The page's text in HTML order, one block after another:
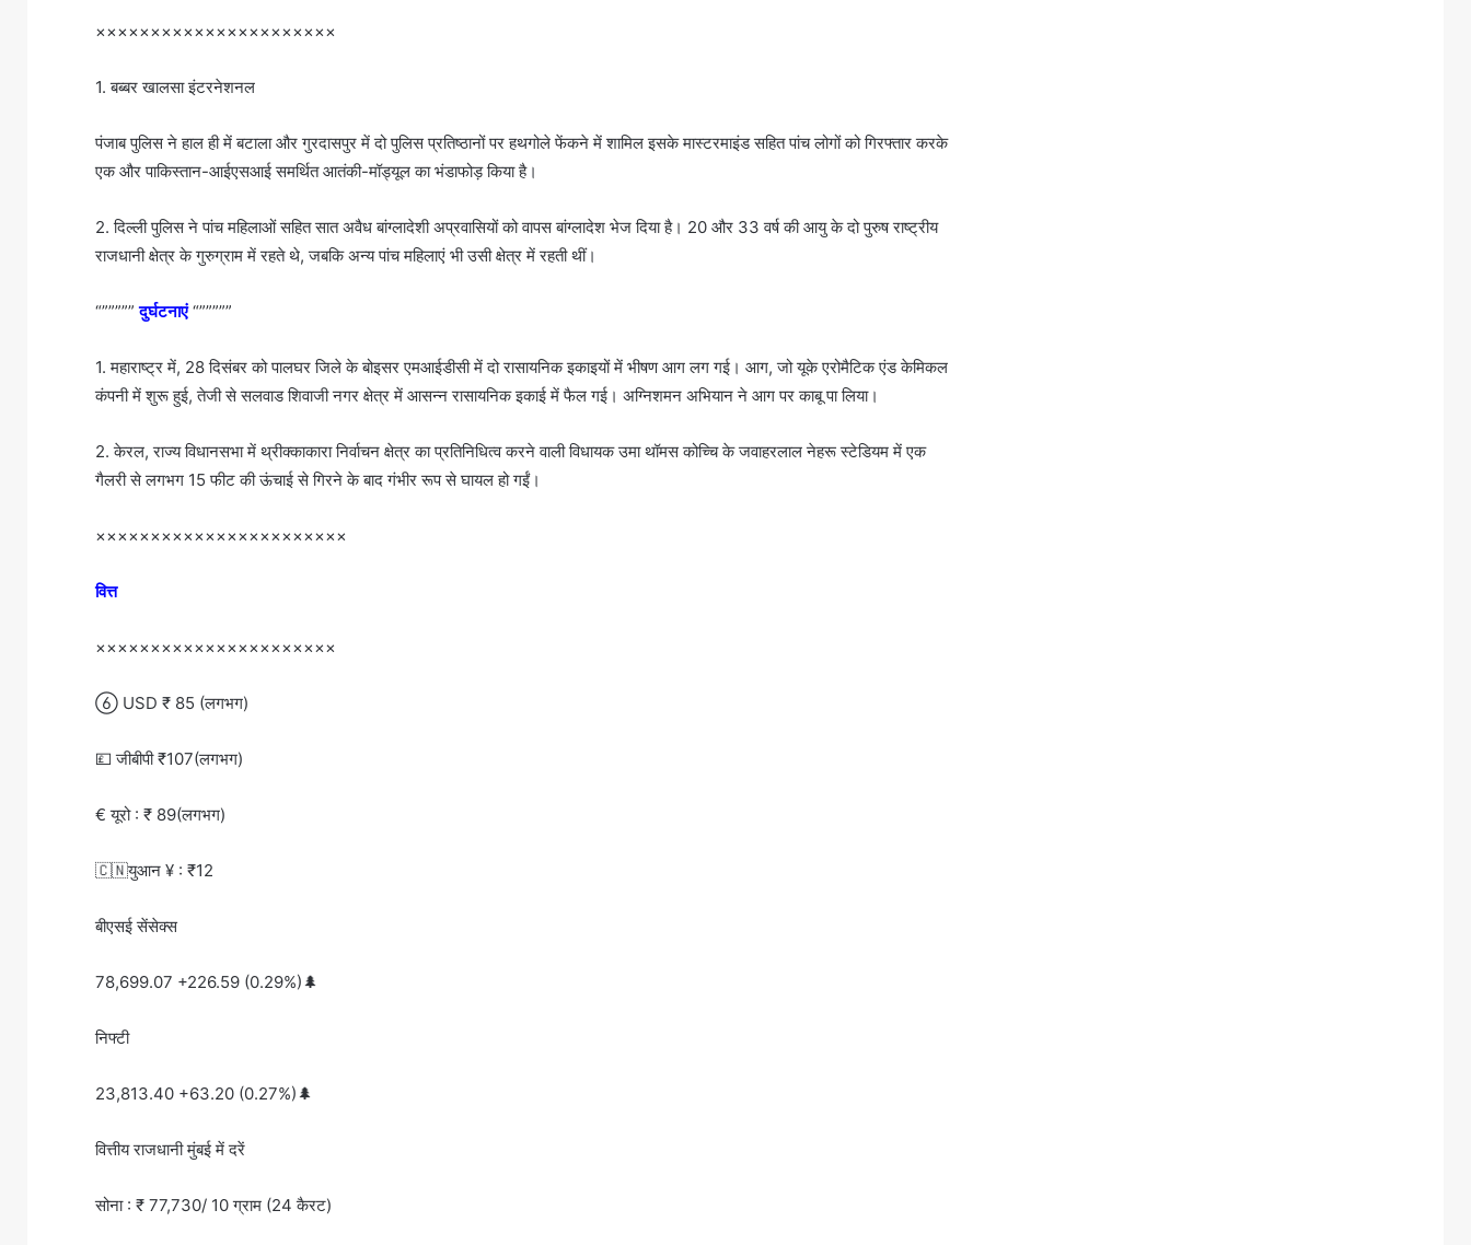
××××××××××××××××××××××
1. बब्बर खालसा इंटरनेशनल
पंजाब पुलिस ने हाल ही में बटाला और गुरदासपुर में दो पुलिस प्रतिष्ठानों पर हथगोले फेंकने में शामिल इसके मास्टरमाइंड सहित पांच लोगों को गिरफ्तार करके
एक और पाकिस्तान-आईएसआई समर्थित आतंकी-मॉड्यूल का भंडाफोड़ किया है।
2. दिल्ली पुलिस ने पांच महिलाओं सहित सात अवैध बांग्लादेशी अप्रवासियों को वापस बांग्लादेश भेज दिया है। 20 और 33 वर्ष की आयु के दो पुरुष राष्ट्रीय
राजधानी क्षेत्र के गुरुग्राम में रहते थे, जबकि अन्य पांच महिलाएं भी उसी क्षेत्र में रहती थीं।
“”””””दुर्घटनाएं“”””””
1. महाराष्ट्र में, 28 दिसंबर को पालघर जिले के बोइसर एमआईडीसी में दो रासायनिक इकाइयों में भीषण आग लग गई। आग, जो यूके एरोमैटिक एंड केमिकल
कंपनी में शुरू हुई, तेजी से सलवाड शिवाजी नगर क्षेत्र में आसन्न रासायनिक इकाई में फैल गई। अग्निशमन अभियान ने आग पर काबू पा लिया।
2. केरल, राज्य विधानसभा में थ्रीक्काकारा निर्वाचन क्षेत्र का प्रतिनिधित्व करने वाली विधायक उमा थॉमस कोच्चि के जवाहरलाल नेहरू स्टेडियम में एक
गैलरी से लगभग 15 फीट की ऊंचाई से गिरने के बाद गंभीर रूप से घायल हो गईं।
×××××××××××××××××××××××
वित्त
××××××××××××××××××××××
 USD ₹ 85 (लगभग)
💷 जीबीपी ₹107(लगभग)
€ यूरो : ₹ 89(लगभग)
🇨🇳युआन ¥ : ₹12
बीएसई सेंसेक्स
78,699.07 +226.59 (0.29%)🌲
निफ्टी
23,813.40 +63.20 (0.27%)🌲
वित्तीय राजधानी मुंबई में दरें
सोना : ₹ 77,730/ 10 ग्राम (24 कैरट)